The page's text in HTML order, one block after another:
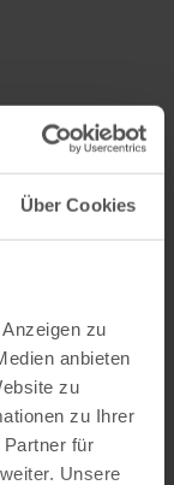
Über Cookies
zu
anbieten
zu
zu Ihrer
für
Unsere